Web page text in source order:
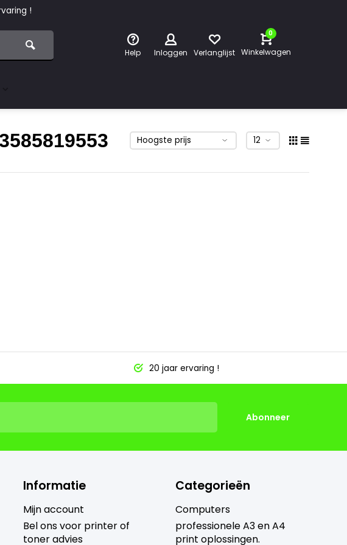
!
Help Inloggen Verlanglijst
0
Winkelwagen
20 jaar ervaring !
Abonneer
Informatie
Mijn account
Bel ons voor printer of
toner advies
Categorieën
Computers
professionele A3 en A4
print oplossingen.